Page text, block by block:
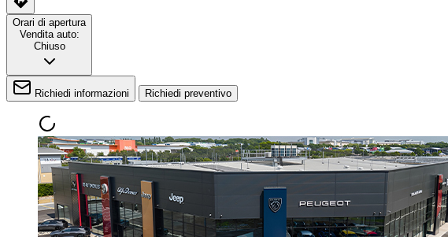
Orari di apertura
Vendita auto:
Chiuso
Richiedi informazioni Richiedi preventivo